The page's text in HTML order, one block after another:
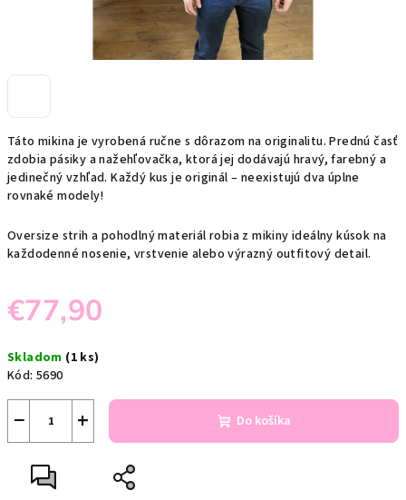
Táto mikina je vyrobená ručne s dôrazom na originalitu. Prednú časť
zdobia pásiky a nažehľovačka, ktorá jej dodávajú hravý, farebný a
jedinečný vzhľad. Každý kus je originál – neexistujú dva úplne
rovnaké modely!
Oversize strih a pohodlný materiál robia z mikiny ideálny kúsok na
každodenné nosenie, vrstvenie alebo výrazný outfitový detail.
€77,90
cena:
Skladom (1 ks)
Kód: 5690
+
− Do košíka